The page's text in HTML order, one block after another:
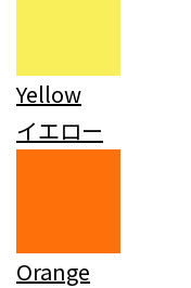
Yellow
イエロー
Orange